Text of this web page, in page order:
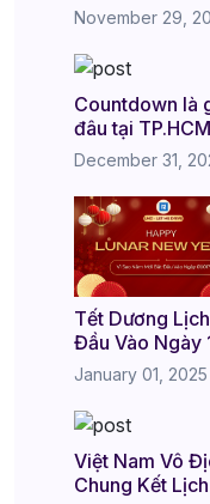
November 29,
Countdown là
đâu tại
December 31,
Tết Dương
Đầu Vào Ngày
January 01, 2025
Việt Nam Vô
Chung Kết